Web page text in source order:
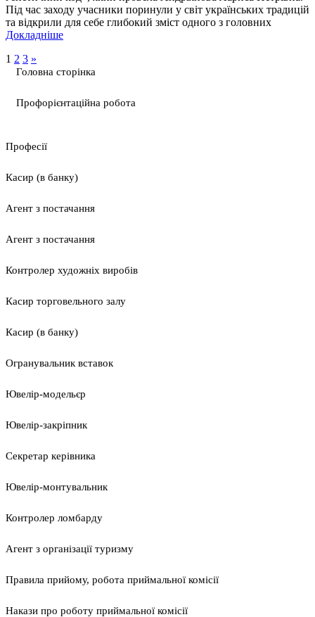
Під час заходу учасники поринули у світ українських традицій
та відкрили для себе глибокий зміст одного з головних
Докладніше
1 2 3 »
Головна сторінка
Профорієнтаційна робота
Професії
Касир (в банку)
Агент з постачання
Агент з постачання
Контролер художніх виробів
Касир торговельного залу
Касир (в банку)
Огранувальник вставок
Ювелір-модельєр
Ювелір-закріпник
Секретар керівника
Ювелір-монтувальник
Контролер ломбарду
Агент з організації туризму
Правила прийому, робота приймальної комісії
Накази про роботу приймальної комісії